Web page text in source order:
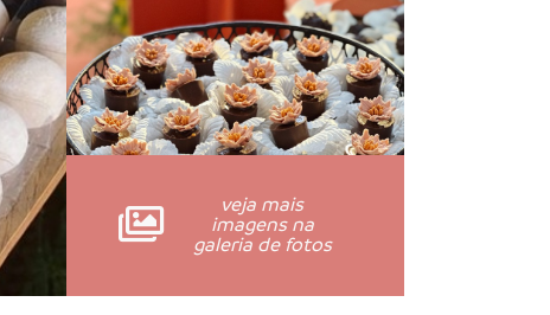
veja mais
imagens na
galeria de fotos